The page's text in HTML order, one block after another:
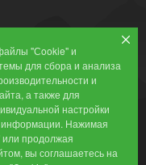
"Сookie" и
для сбора и анализа
и
а также для
настройки
информации. Нажимая
или продолжая
вы соглашаетесь на